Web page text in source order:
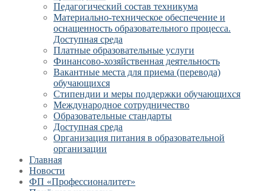
Педагогический состав техникума
Материально-техническое обеспечение и
оснащенность образовательного процесса.
Доступная среда
Платные образовательные услуги
Финансово-хозяйственная деятельность
Вакантные места для приема (перевода)
обучающихся
Стипендии и меры поддержки обучающихся
Международное сотрудничество
Образовательные стандарты
Доступная среда
Организация питания в образовательной
организации
Главная
Новости
ФП «Профессионалитет»